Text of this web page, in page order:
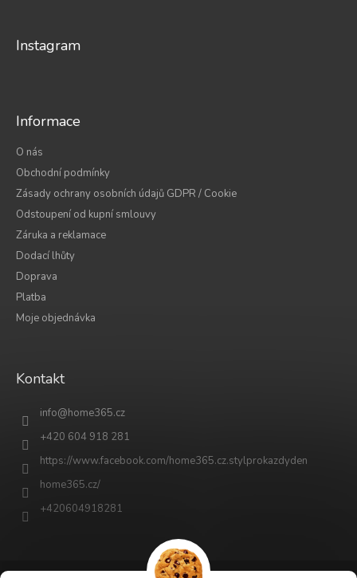
Instagram
Informace
O nás
Obchodní podmínky
Zásady ochrany osobních údajů GDPR / Cookie
Odstoupení od kupní smlouvy
Záruka a reklamace
Dodací lhůty
Doprava
Platba
Moje objednávka
Kontakt
info@home365.cz
+420 604 918 281
https://www.facebook.com/home365.cz.stylprokazdyden
home365.cz/
+420604918281